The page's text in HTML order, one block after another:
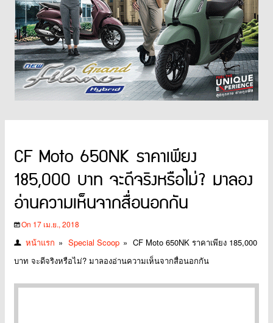
CF Moto 650NK ราคาเพียง
185,000 บาท จะดีจริงหรือไม่? มาลอง
อ่านความเห็นจากสื่อนอกกัน
On 17 เม.ย., 2018
หน้าแรก » Special Scoop » CF Moto 650NK ราคาเพียง 185,000
บาท จะดีจริงหรือไม่? มาลองอ่านความเห็นจากสื่อนอกกัน